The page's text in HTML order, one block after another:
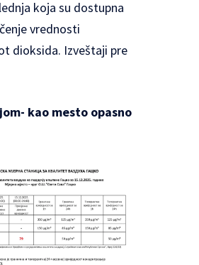
koja su dostupna
vrednosti
dioksida. Izveštaji pre
kao mesto opasno